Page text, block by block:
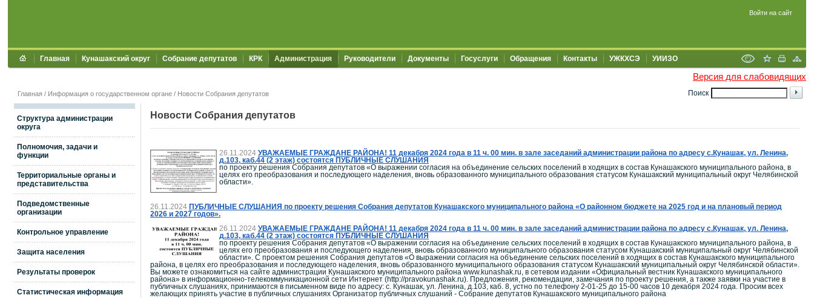
Войти на сайт
Главная Кунашакский округ Собрание депутатов КРК Администрация Руководители Документы Госуслуги Обращения Контакты УЖКХСЭ УИИЗО
Версия для слабовидящих
Поиск
Главная / Информация о государственном органе / Новости Собрания депутатов
Структура администрации
округа
Полномочия, задачи и
функции
Территориальные органы и
представительства
Подведомственные
организации
Контрольное управление
Защита населения
Результаты проверок
Статистическая информация
Новости Собрания депутатов
26.11.2024 УВАЖАЕМЫЕ ГРАЖДАНЕ РАЙОНА! 11 декабря 2024 года в 11 ч. 00 мин. в зале заседаний администрации района по адресу с.Кунашак, ул. Ленина,
д.103, каб.44 (2 этаж) состоятся ПУБЛИЧНЫЕ СЛУШАНИЯ
по проекту решения Собрания депутатов «О выражении согласия на объединение сельских поселений в ходящих в состав Кунашакского муниципального района, в
целях его преобразования и последующего наделения, вновь образованного муниципального образования статусом Кунашакский муниципальный округ Челябинской
области».
26.11.2024 ПУБЛИЧНЫЕ СЛУШАНИЯ по проекту решения Собрания депутатов Кунашакского муниципального района «О районном бюджете на 2025 год и на плановый период
2026 и 2027 годов».
26.11.2024 УВАЖАЕМЫЕ ГРАЖДАНЕ РАЙОНА! 11 декабря 2024 года в 11 ч. 00 мин. в зале заседаний администрации района по адресу с.Кунашак, ул. Ленина,
д.103, каб.44 (2 этаж) состоятся ПУБЛИЧНЫЕ СЛУШАНИЯ
по проекту решения Собрания депутатов «О выражении согласия на объединение сельских поселений в ходящих в состав Кунашакского муниципального района, в
целях его преобразования и последующего наделения, вновь образованного муниципального образования статусом Кунашакский муниципальный округ Челябинской
области». С проектом решения Собрания депутатов «О выражении согласия на объединение сельских поселений в ходящих в состав Кунашакского муниципального
района, в целях его преобразования и последующего наделения, вновь образованного муниципального образования статусом Кунашакский муниципальный округ Челябинской области».
Вы можете ознакомиться на сайте администрации Кунашакского муниципального района www.kunashak.ru, в сетевом издании «Официальный вестник Кунашакского муниципального
района» в информационно-телекоммуникационной сети Интернет (http://pravokunashak.ru). Предложения, рекомендации, замечания по проекту решения, а также заявки на участие в
публичных слушаниях, принимаются в письменном виде по адресу: с. Кунашак, ул. Ленина, д.103, каб. 8, устно по телефону 2-01-25 до 15-00 часов 10 декабря 2024 года. Просим всех
желающих принять участие в публичных слушаниях Организатор публичных слушаний - Собрание депутатов Кунашакского муниципального района